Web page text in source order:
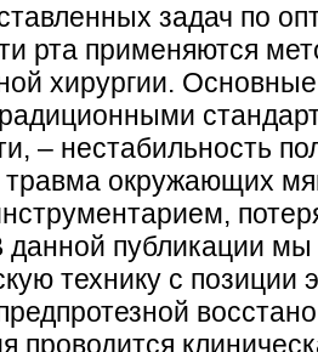
задач по
рта применяются
хирургии.
– нестабильность
окружающих
данной публикации
технику с
проводится